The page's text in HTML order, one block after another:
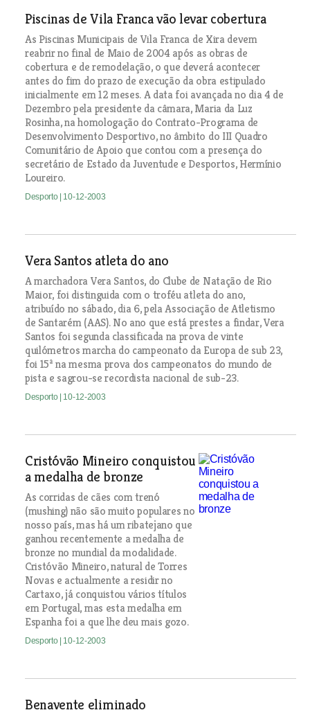
Piscinas de Vila Franca vão levar cobertura
As Piscinas Municipais de Vila Franca de Xira devem
reabrir no final de Maio de 2004 após as obras de
cobertura e de remodelação, o que deverá acontecer
antes do fim do prazo de execução da obra estipulado
inicialmente em 12 meses. A data foi avançada no dia 4 de
Dezembro pela presidente da câmara, Maria da Luz
Rosinha, na homologação do Contrato-Programa de
Desenvolvimento Desportivo, no âmbito do III Quadro
Comunitário de Apoio que contou com a presença do
secretário de Estado da Juventude e Desportos, Hermínio
Loureiro.
Desporto | 10-12-2003
Vera Santos atleta do ano
A marchadora Vera Santos, do Clube de Natação de Rio
Maior, foi distinguida com o troféu atleta do ano,
atribuído no sábado, dia 6, pela Associação de Atletismo
de Santarém (AAS). No ano que está prestes a findar, Vera
Santos foi segunda classificada na prova de vinte
quilómetros marcha do campeonato da Europa de sub 23,
foi 15ª na mesma prova dos campeonatos do mundo de
pista e sagrou-se recordista nacional de sub-23.
Desporto | 10-12-2003
Cristóvão Mineiro conquistou
a medalha de bronze
As corridas de cães com trenó
(mushing) não são muito populares no
nosso país, mas há um ribatejano que
ganhou recentemente a medalha de
bronze no mundial da modalidade.
Cristóvão Mineiro, natural de Torres
Novas e actualmente a residir no
Cartaxo, já conquistou vários títulos
em Portugal, mas esta medalha em
Espanha foi a que lhe deu mais gozo.
Desporto | 10-12-2003
Benavente eliminado